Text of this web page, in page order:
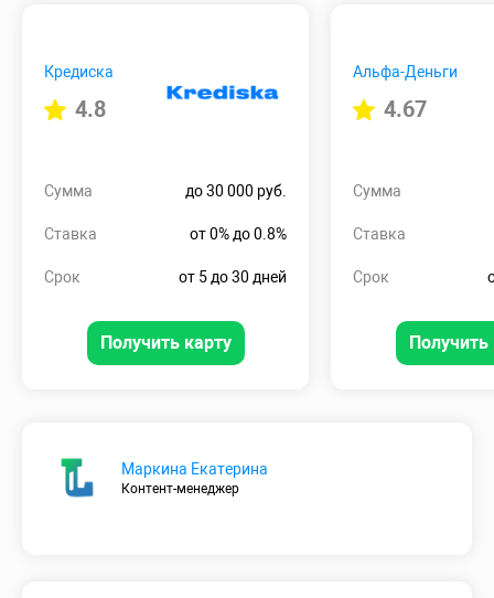
Кредиска
4.8
Сумма до 30 000 руб.
Ставка от 0% до 0.8%
Срок от 5 до 30 дней
Получить карту
Альфа-Деньги
4.67
Сумма
Ставка
Срок
Получить
Маркина Екатерина
Контент-менеджер